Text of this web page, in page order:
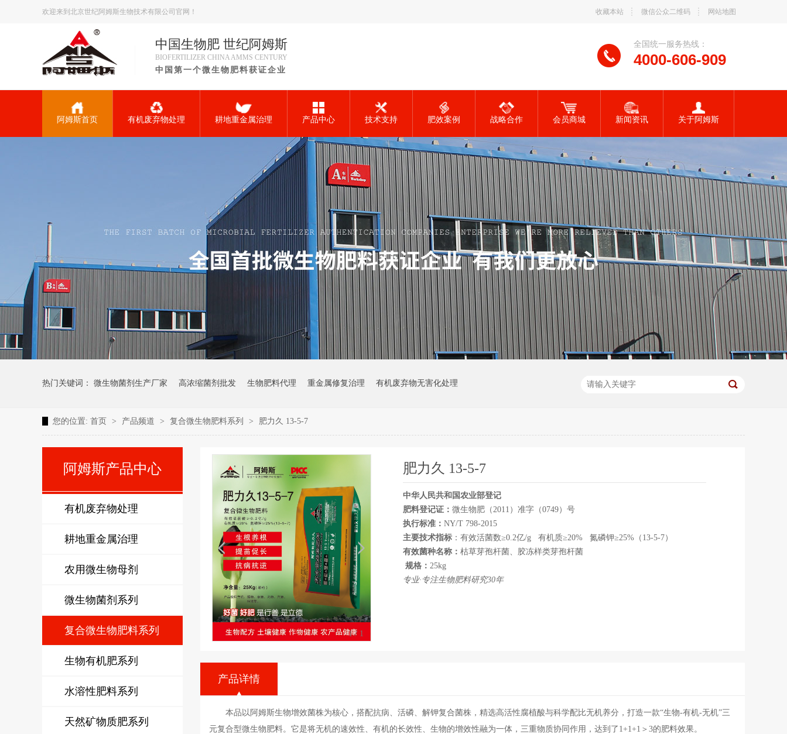
收藏本站 微信公众二维码 网站地图
欢迎来到北京世纪阿姆斯生物技术有限公司官网！
中国生物肥 世纪阿姆斯
BIOFERTILIZER CHINA AMMS CENTURY
中国第一个微生物肥料获证企业
全国统一服务热线：
4000-606-909
阿姆斯首页 有机废弃物处理 耕地重金属治理 产品中心 技术支持 肥效案例 战略合作 会员商城 新闻资讯 关于阿姆斯
热门关键词： 微生物菌剂生产厂家 高浓缩菌剂批发 生物肥料代理 重金属修复治理 有机废弃物无害化处理
您的位置: 首页 > 产品频道 > 复合微生物肥料系列 > 肥力久 13-5-7
阿姆斯产品中心
有机废弃物处理
耕地重金属治理
农用微生物母剂
微生物菌剂系列
复合微生物肥料系列
生物有机肥系列
水溶性肥料系列
天然矿物质肥系列
1/ 1
肥力久 13-5-7
中华人民共和国农业部登记
肥料登记证： 微生物肥（2011）准字（0749）号
执行标准： NY/T 798-2015
主要技术指标 ：有效活菌数≥0.2亿/g 有机质≥20% 氮磷钾≥25%（13-5-7）
有效菌种名称： 枯草芽孢杆菌、胶冻样类芽孢杆菌
规格： 25kg
专业·专注生物肥料研究30年
产品详情
本品以阿姆斯生物增效菌株为核心，搭配抗病、活磷、解钾复合菌株，精选高活性腐植酸与科学配比无机养分，打造一款“生物-有机-无机”三
元复合型微生物肥料。它是将无机的速效性、有机的长效性、生物的增效性融为一体，三重物质协同作用，达到了1+1+1＞3的肥料效果。